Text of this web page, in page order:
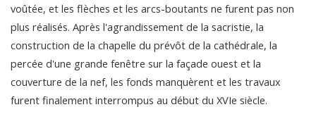
voûtée, et les flèches et les arcs-boutants ne furent pas non
plus réalisés. Après l'agrandissement de la sacristie, la
construction de la chapelle du prévôt de la cathédrale, la
percée d'une grande fenêtre sur la façade ouest et la
couverture de la nef, les fonds manquèrent et les travaux
furent finalement interrompus au début du XVIe siècle.